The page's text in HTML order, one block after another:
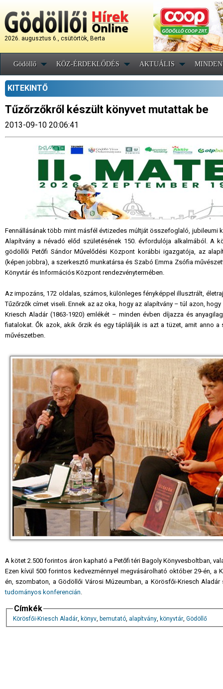
2026. augusztus 6., csütörtök, Berta
Gödöllő KÖZ-ÉRDEKLŐDÉS AKTUÁLIS
KITEKINTŐ
Tűzőrzőkről készült könyvet mutattak be
2013-09-10 20:06:41
Fennállásának több mint másfél évtizedes múltját összefoglaló, jubileumi
Alapítvány a névadó előd születésének 150. évfordulója alkalmából. A
gödöllői Petőfi Sándor Művelődési Központ korábbi igazgatója, az
(képen jobbra), a szerkesztő munkatársa és Szabó Emma Zsófia
Könyvtár és Információs Központ rendezvénytermében.
Az impozáns, 172 oldalas, számos, különleges fényképpel illusztrált,
Tűzőrzők címet viseli. Ennek az az oka, hogy az alapítvány – túl azon,
Kriesch Aladár (1863-1920) emlékét – minden évben díjazza és
fiatalokat. Ők azok, akik őrzik és egy táplálják is azt a tüzet, amit anno
művészetben.
A kötet 2.500 forintos áron kapható a Petőfi téri Bagoly Könyvesboltban,
Ezen kívül 500 forintos kedvezménnyel megvásárolható október 29-én,
én, szombaton, a Gödöllői Városi Múzeumban, a Körösfői-Kriesch
tudományos konferencián.
Címkék
Körösfői-Kriesch Aladár, könyv, bemutató, alapítvány, könyvtár, Gödöllő